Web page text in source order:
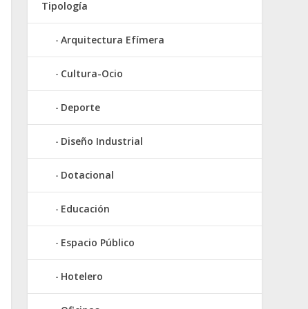
Tipología
Arquitectura Efímera
Cultura-Ocio
Deporte
Diseño Industrial
Dotacional
Educación
Espacio Público
Hotelero